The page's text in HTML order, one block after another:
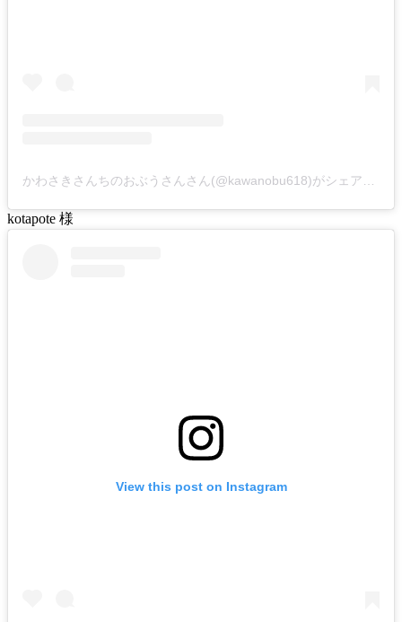
kotapote 様
View this post on Instagram